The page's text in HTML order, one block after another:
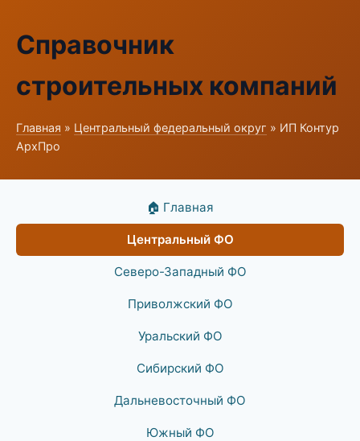
Справочник
строительных компаний
Главная » Центральный федеральный округ » ИП Контур
АрхПро
🏠 Главная
Центральный ФО
Северо-Западный ФО
Приволжский ФО
Уральский ФО
Сибирский ФО
Дальневосточный ФО
Южный ФО